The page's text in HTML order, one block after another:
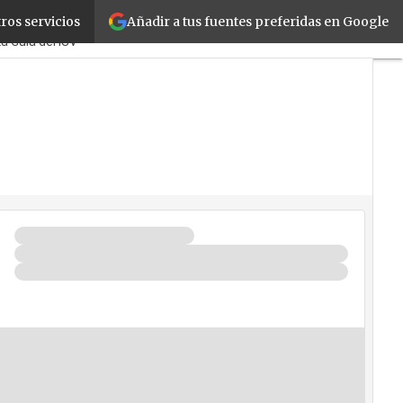
Añadir a tus fuentes preferidas en Google
servicios
Corporate RetailCloud
Guía del ISV